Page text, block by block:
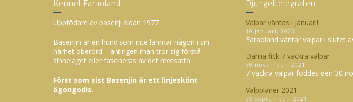
Kennel Faraoland
Uppfödare av basenji sidan 1977
Basenjin är en hund som inte lämnar någon i sin
närhet oberörd – antingen man tror sig förstå
sinnelaget eller fascineras av det motsatta.
Först som sist Basenjin är ett linjeskönt
ögongodis.
Djungeltelegrafen
Valpar väntas i januari!
10 januari, 2023
Faraoland väntar valpar i slutet
Dahlia fick 7 vackra valpar
30 november, 2021
7 vackra valpar föddes den 30
Valpplaner 2021
29 september, 2021